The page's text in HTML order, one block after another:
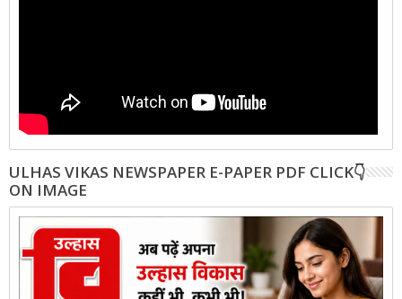
ULHAS VIKAS NEWSPAPER E-PAPER PDF CLICK👇
ON IMAGE